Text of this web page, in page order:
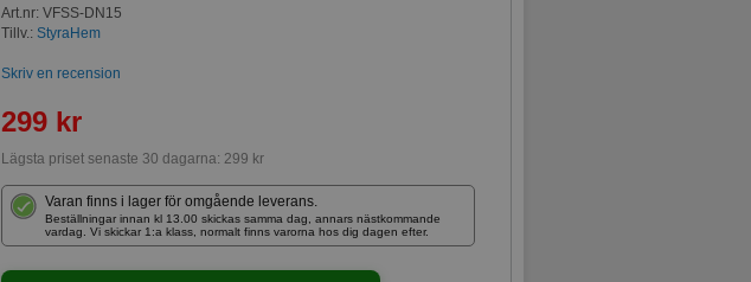
Art.nr: VFSS-DN15
Tillv.: StyraHem
Skriv en recension
299 kr
Lägsta priset senaste 30 dagarna: 299 kr
Varan finns i lager för omgående leverans.
Beställningar innan kl 13.00 skickas samma dag, annars nästkommande
vardag. Vi skickar 1:a klass, normalt finns varorna hos dig dagen efter.